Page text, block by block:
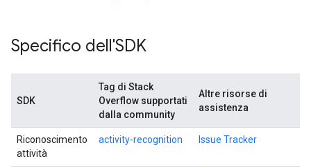
Specifico dell'SDK
SDK
Tag di Stack
Overflow supportati
dalla community
Altre risorse di
assistenza
Riconoscimento
attività
activity-recognition Issue Tracker